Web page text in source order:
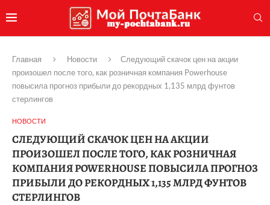
Главная Новости
Следующий скачок цен на акции
произошел после того, как розничная компания Powerhouse
повысила прогноз прибыли до рекордных 1,135 млрд фунтов
стерлингов
НОВОСТИ
СЛЕДУЮЩИЙ СКАЧОК ЦЕН НА АКЦИИ
ПРОИЗОШЕЛ ПОСЛЕ ТОГО, КАК РОЗНИЧНАЯ
КОМПАНИЯ POWERHOUSE ПОВЫСИЛА ПРОГНОЗ
ПРИБЫЛИ ДО РЕКОРДНЫХ 1,135 МЛРД ФУНТОВ
СТЕРЛИНГОВ